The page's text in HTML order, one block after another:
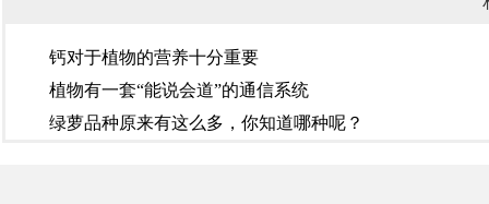
钙对于植物的营养十分重要
植物有一套“能说会道”的通信系统
绿萝品种原来有这么多，你知道哪种呢？